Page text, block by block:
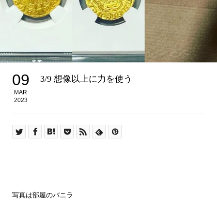
09
MAR
2023
3/9 想像以上に力を使う
写真は部屋のバニラ